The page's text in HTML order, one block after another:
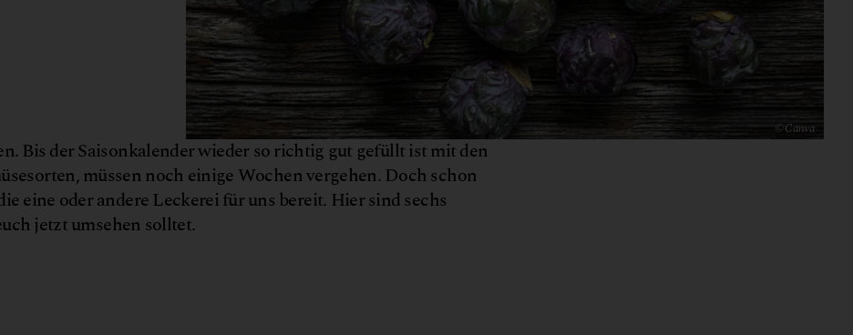
© Canva
Bis der Saisonkalender wieder so richtig gut gefüllt ist mit den
müssen noch einige Wochen vergehen. Doch schon
eine oder andere Leckerei für uns bereit. Hier sind sechs
jetzt umsehen solltet.